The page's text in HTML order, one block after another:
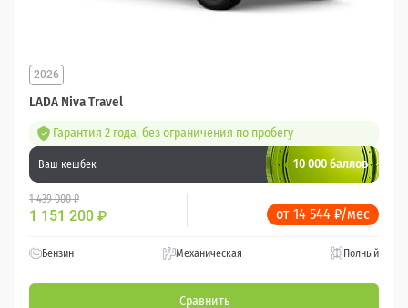
LADA Niva Travel
2026
Гарантия 2 года, без ограничения по пробегу
Ваш кешбек 10 000 баллов
1 439 000 ₽
1 151 200 ₽ от 14 544 ₽/мес
Бензин Механическая Полный
Сравнить